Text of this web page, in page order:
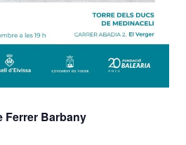
Ferrer Barbany